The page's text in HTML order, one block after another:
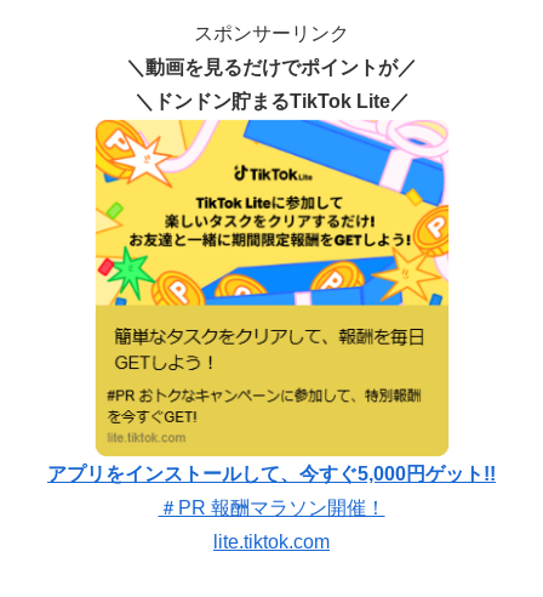
スポンサーリンク
＼動画を見るだけでポイントが／
＼ドンドン貯まるTikTok Lite／
アプリをインストールして、今すぐ5,000円ゲット!!
＃PR 報酬マラソン開催！
lite.tiktok.com